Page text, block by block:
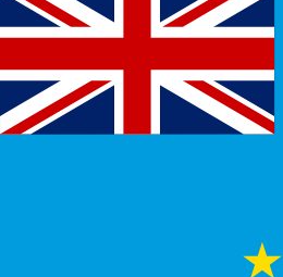
Transferts d'argent